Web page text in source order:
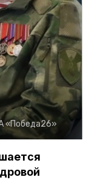
«Победа26»